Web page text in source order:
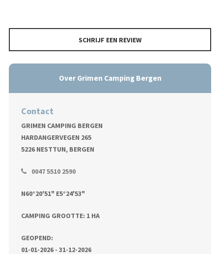
SCHRIJF EEN REVIEW
Over Grimen Camping Bergen
Contact
GRIMEN CAMPING BERGEN
HARDANGERVEGEN 265
5226 NESTTUN, BERGEN
0047 5510 2590
N60°20'51" E5°24'53"
CAMPING GROOTTE: 1 HA
GEOPEND:
01-01-2026 - 31-12-2026